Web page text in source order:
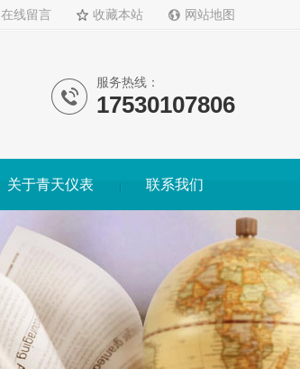
在线留言 收藏本站 网站地图
服务热线：
17530107806
关于青天仪表 联系我们